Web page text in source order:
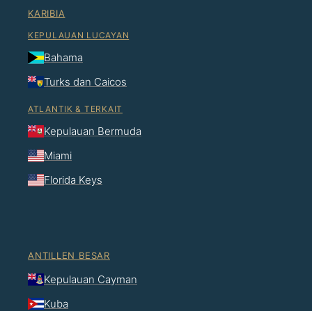
KARIBIA
KEPULAUAN LUCAYAN
Bahama
Turks dan Caicos
ATLANTIK & TERKAIT
Kepulauan Bermuda
Miami
Florida Keys
ANTILLEN BESAR
Kepulauan Cayman
Kuba